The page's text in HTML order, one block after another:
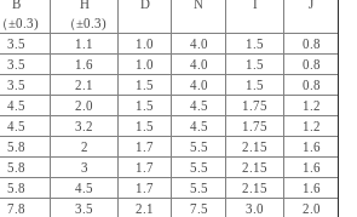
B
（±0.3)
H
（±0.3)
D N I J
3.5 1.1 1.0 4.0 1.5
0.8
3.5 1.6 1.0 4.0 1.5
0.8
3.5 2.1 1.5 4.0 1.5
0.8
4.5 2.0 1.5 4.5 1.75
1.2
4.5 3.2 1.5 4.5 1.75
1.2
5.8 2 1.7 5.5 2.15
1.6
5.8 3 1.7 5.5 2.15
1.6
5.8 4.5 1.7 5.5 2.15
1.6
7.8 3.5 2.1 7.5 3.0
2.0